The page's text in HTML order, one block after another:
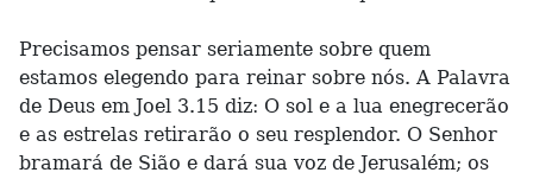
Precisamos pensar seriamente sobre quem
estamos elegendo para reinar sobre nós. A Palavra
de Deus em Joel 3.15 diz: O sol e a lua enegrecerão
e as estrelas retirarão o seu resplendor. O Senhor
bramará de Sião e dará sua voz de Jerusalém; os